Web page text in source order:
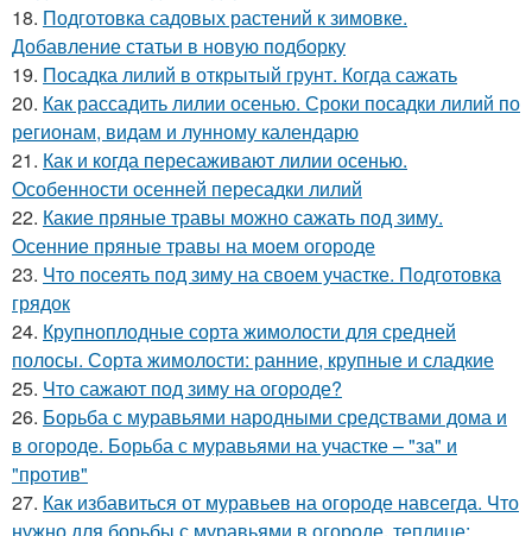
18. Подготовка садовых растений к зимовке.
Добавление статьи в новую подборку
19. Посадка лилий в открытый грунт. Когда сажать
20. Как рассадить лилии осенью. Сроки посадки лилий по
регионам, видам и лунному календарю
21. Как и когда пересаживают лилии осенью.
Особенности осенней пересадки лилий
22. Какие пряные травы можно сажать под зиму.
Осенние пряные травы на моем огороде
23. Что посеять под зиму на своем участке. Подготовка
грядок
24. Крупноплодные сорта жимолости для средней
полосы. Сорта жимолости: ранние, крупные и сладкие
25. Что сажают под зиму на огороде?
26. Борьба с муравьями народными средствами дома и
в огороде. Борьба с муравьями на участке – "за" и
"против"
27. Как избавиться от муравьев на огороде навсегда. Что